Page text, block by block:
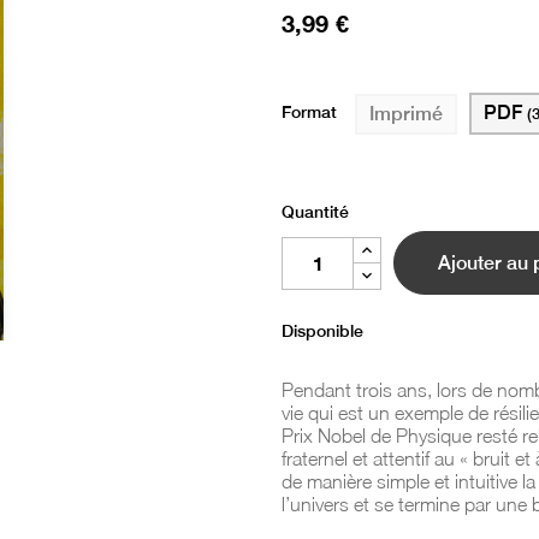
3,99 €
Format Imprimé PDF
Quantité
Ajouter au
Disponible
Pendant trois ans, lors de
vie qui est un exemple de
Prix Nobel de Physique resté
fraternel et attentif au « bruit
de manière simple et intuitive
l’univers et se termine par